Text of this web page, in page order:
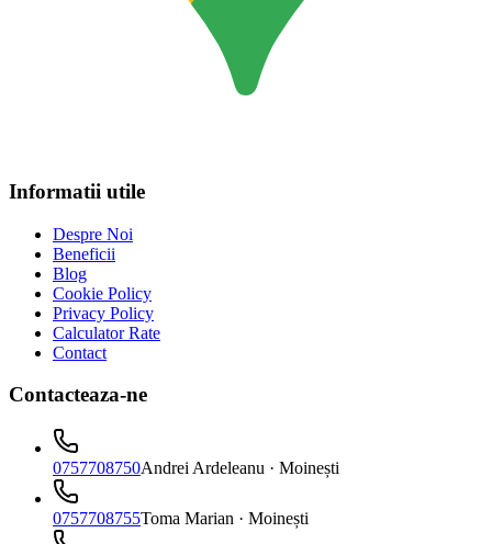
Informatii utile
Despre Noi
Beneficii
Blog
Cookie Policy
Privacy Policy
Calculator Rate
Contact
Contacteaza-ne
0757708750Andrei Ardeleanu · Moinești
0757708755Toma Marian · Moinești